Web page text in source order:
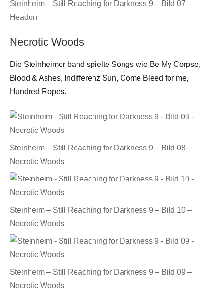
Steinheim – Still Reaching for Darkness 9 – Bild 07 –
Headon
Necrotic Woods
Die Steinheimer band spielte Songs wie Be My Corpse,
Blood & Ashes, Indifferenz Sun, Come Bleed for me,
Hundred Ropes.
Steinheim – Still Reaching for Darkness 9 – Bild 08 –
Necrotic Woods
Steinheim – Still Reaching for Darkness 9 – Bild 10 –
Necrotic Woods
Steinheim – Still Reaching for Darkness 9 – Bild 09 –
Necrotic Woods